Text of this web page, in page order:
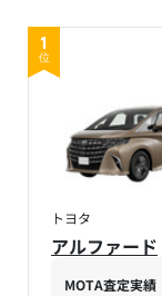
1
位
トヨタ
アルファード
MOTA査定実績